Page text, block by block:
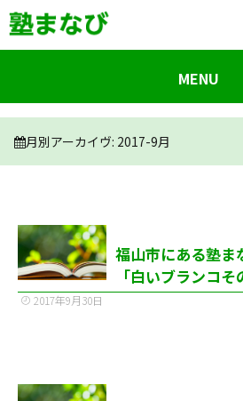
月別アーカイヴ: 2017-9月
福山市にある塾ま
「白いブランコ
2017年9月30日
MENU